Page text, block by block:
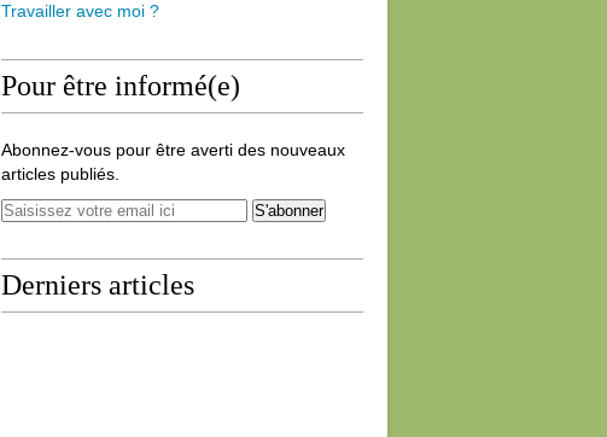
Travailler avec moi ?
Pour être informé(e)
Abonnez-vous pour être averti des nouveaux
articles publiés.
Derniers articles